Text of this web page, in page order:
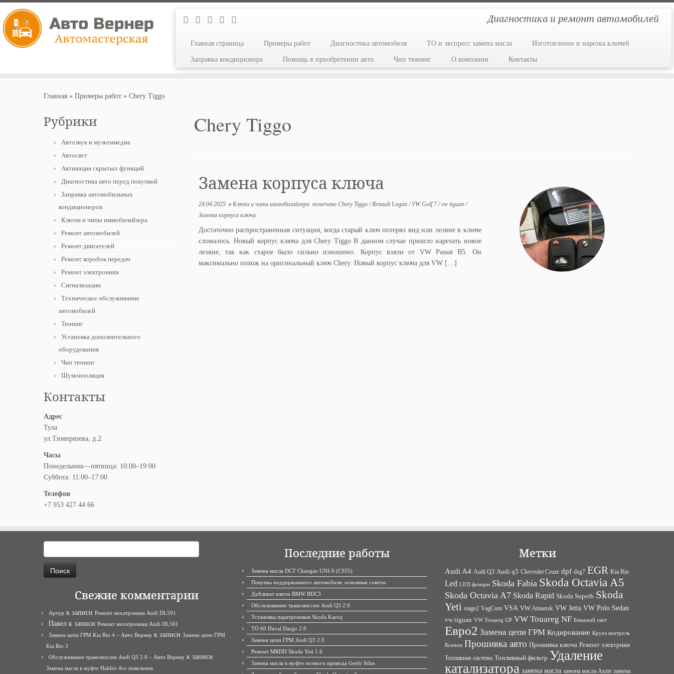
Диагностика и ремонт автомобилей
Главная страница Примеры работ Диагностика автомобиля ТО и экспресс замена масла Изготовление и нарезка ключей
Заправка кондиционера Помощь в приобретении авто Чип тюнинг О компании Контакты
Главная » Примеры работ » Chery Tiggo
Рубрики
Автозвук и мультимедиа
Автосвет
Активация скрытых функций
Диагностика авто перед покупкой
Заправка автомобильных
кондиционеров
Ключи и чипы иммобилайзера
Ремонт автомобилей
Ремонт двигателей
Ремонт коробок передач
Ремонт электроники
Сигнализации
Техническое обслуживание
автомобилей
Тюнинг
Установка дополнительного
оборудования
Чип тюнинг
Шумоизоляция
Контакты
Адрес
Тула
ул.Тимирязева, д.2
Часы
Понедельник—пятница: 10:00–19:00
Суббота: 11:00–17:00
Телефон
+7 953 427 44 66
Chery Tiggo
Замена корпуса ключа
24.04.2025в Ключи и чипы иммобилайзера помечено Chery Tiggo/Renault Logan/ VW Golf 7/vw tiguan/
Замена корпуса ключа
Достаточно распространенная ситуация, когда старый ключ потерял вид или лезвие в ключе
сломалось. Новый корпус ключа для Chery Tiggo В данном случае пришло нарезать новое
лезвие, так как старое было сильно изношено. Корпус взяли от VW Passat B5. Он
максимально похож на оригинальный ключ Chery. Новый корпус ключа для VW […]
Свежие комментарии
Артур к записи Ремонт мехатроника Audi DL501
Павел к записи Ремонт мехатроника Audi DL501
Замена цепи ГРМ Kia Rio 4 – Авто Вернер к записи Замена цепи ГРМ
Kia Rio 3
Обслуживание трансмиссии Audi Q3 2.0 – Авто Вернер к записи
Замена масла в муфте Haldex 4го поколения
Последние работы
Замена масла DCT Changan UNI-S (CS55)
Покупка поддержанного автомобиля: основные советы
Дубликат ключа BMW BDC3
Обслуживание трансмиссии Audi Q3 2.0
Установка парктроников Skoda Karoq
ТО 60 Haval Dargo 2.0
Замена цепи ГРМ Audi Q3 2.0
Ремонт МКПП Skoda Yeti 1.6
Замена масла в муфте полного привода Geely Atlas
Метки
Audi A4 Audi Q3 Audi q5 Chevrolet Cruze dpf dsg7 EGR Kia Rio
Led LED фонари Skoda Fabia Skoda Octavia A5
Skoda Octavia A7 Skoda Rapid Skoda Superb Skoda
Yeti stage2 VagCom VSA VW Amarok VW Jetta VW Polo Sedan
vw tiguan VW Touareg GP VW Touareg NF Ближний свет
Евро2 Замена цепи ГРМ Кодирование Круиз контроль
Ксенон Прошивка авто Прошивка ключа Ремонт электрики
Топливная система Топливный фильтр Удаление
катализатора замена масла замена масла Акпп замена